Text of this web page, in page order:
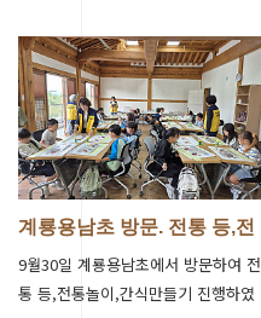
계룡용남초 방문. 전통 등,전
9월30일 계룡용남초에서 방문하여 전
통 등,전통놀이,간식만들기 진행하였